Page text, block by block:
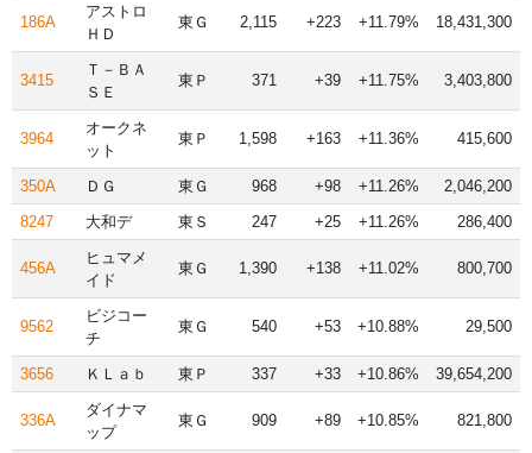
186A
アストロ
ＨＤ
東Ｇ 2,115 +223 +11.79% 18,431,300
3415
Ｔ－ＢＡ
ＳＥ
東Ｐ 371 +39 +11.75% 3,403,800
3964
オークネ
ット
東Ｐ 1,598 +163 +11.36% 415,600
350A ＤＧ 東Ｇ 968 +98 +11.26%
2,046,200
8247
大和デ 東Ｓ 247 +25 +11.26% 286,400
456A
ヒュマメ
イド
東Ｇ 1,390 +138 +11.02% 800,700
9562
ビジコー
チ
東Ｇ 540 +53 +10.88% 29,500
3656 ＫＬａｂ 東Ｐ 337 +33 +10.86% 39,654,200
336A
ダイナマ
ップ
東Ｇ 909 +89 +10.85% 821,800